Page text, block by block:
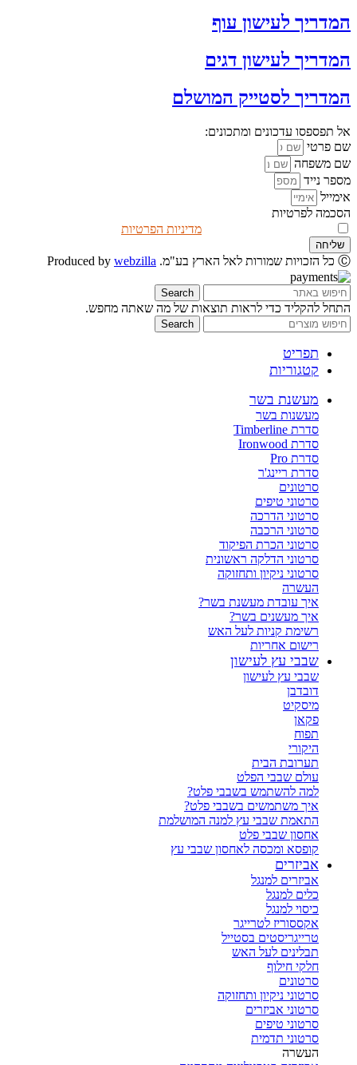
המדריך לעישון עוף
המדריך לעישון דגים
המדריך לסטייק המושלם
אל תפספסו עדכונים ומתכונים:
שם פרטי
שם משפחה
מספר נייד
אימייל
הסכמה לפרטיות
מדיניות הפרטיות
שליחה
Ⓒ כל הזכויות שמורות לאל הארץ בע"מ. Produced by webzilla
Search
התחל להקליד כדי לראות תוצאות של מה שאתה מחפש.
Search
תפריט
קטגוריות
מעשנת בשר
מעשנות בשר
סדרת Timberline
סדרת Ironwood
סדרת Pro
סדרת ריינג'ר
סרטונים
סרטוני טיפים
סרטוני הדרכה
סרטוני הרכבה
סרטוני הכרת הפיקוד
סרטוני הדלקה ראשונית
סרטוני ניקיון ותחזוקה
העשרה
איך עובדת מעשנת בשר?
איך מעשנים בשר?
רשימת קניות לעל האש
רישום אחריות
שבבי עץ לעישון
שבבי עץ לעישון
דובדבן
מיסקיט
פקאן
תפוח
היקורי
תערובת הבית
עולם שבבי הפלט
למה להשתמש בשבבי פלט?
איך משתמשים בשבבי פלט?
התאמת שבבי עץ למנה המושלמת
אחסון שבבי פלט
קופסא ומכסה לאחסון שבבי עץ
אביזרים
אביזרים למנגל
כלים למנגל
כיסוי למנגל
אקססוריז לטרייגר
טרייגריסטים בסטייל
תבלינים לעל האש
חלקי חילוף
סרטונים
סרטוני ניקיון ותחזוקה
סרטוני אביזרים
סרטוני טיפים
סרטוני תדמית
העשרה